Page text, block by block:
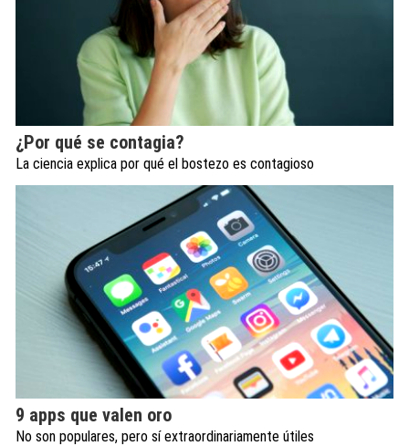
¿Por qué se contagia?
La ciencia explica por qué el bostezo es contagioso
9 apps que valen oro
No son populares, pero sí extraordinariamente útiles